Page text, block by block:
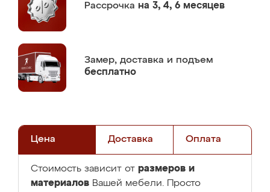
Рассрочка на 3, 4, 6 месяцев
Замер, доставка и подъем
бесплатно
Цена Доставка Оплата
Стоимость зависит от размеров и
материалов Вашей мебели. Просто